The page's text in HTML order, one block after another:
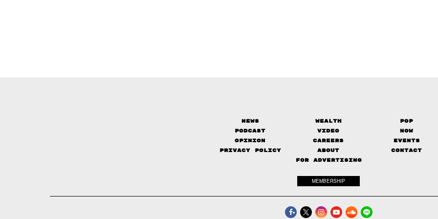
News Wealth
Pop
Podcast
Video
Now
Opinion
Careers
Events
Privacy Policy
About
Contact
FOR ADVERTISING
MEMBERSHIP